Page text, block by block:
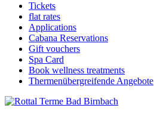
Tickets
flat rates
Applications
Cabana Reservations
Gift vouchers
Spa Card
Book wellness treatments
Thermenübergreifende Angebote